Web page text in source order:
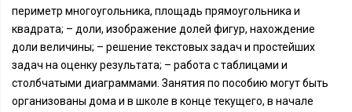
периметр многоугольника, площадь прямоугольника и
квадрата; – доли, изображение долей фигур, нахождение
доли величины; – решение текстовых задач и простейших
задач на оценку результата; – работа с таблицами и
столбчатыми диаграммами. Занятия по пособию могут быть
организованы дома и в школе в конце текущего, в начале